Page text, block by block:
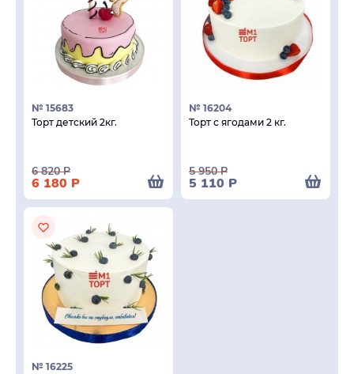
№ 15683
Торт детский 2кг.
6 820Р
6 180 Р
№ 16204
Торт с ягодами 2 кг.
5 950Р
5 110 Р
№ 16225